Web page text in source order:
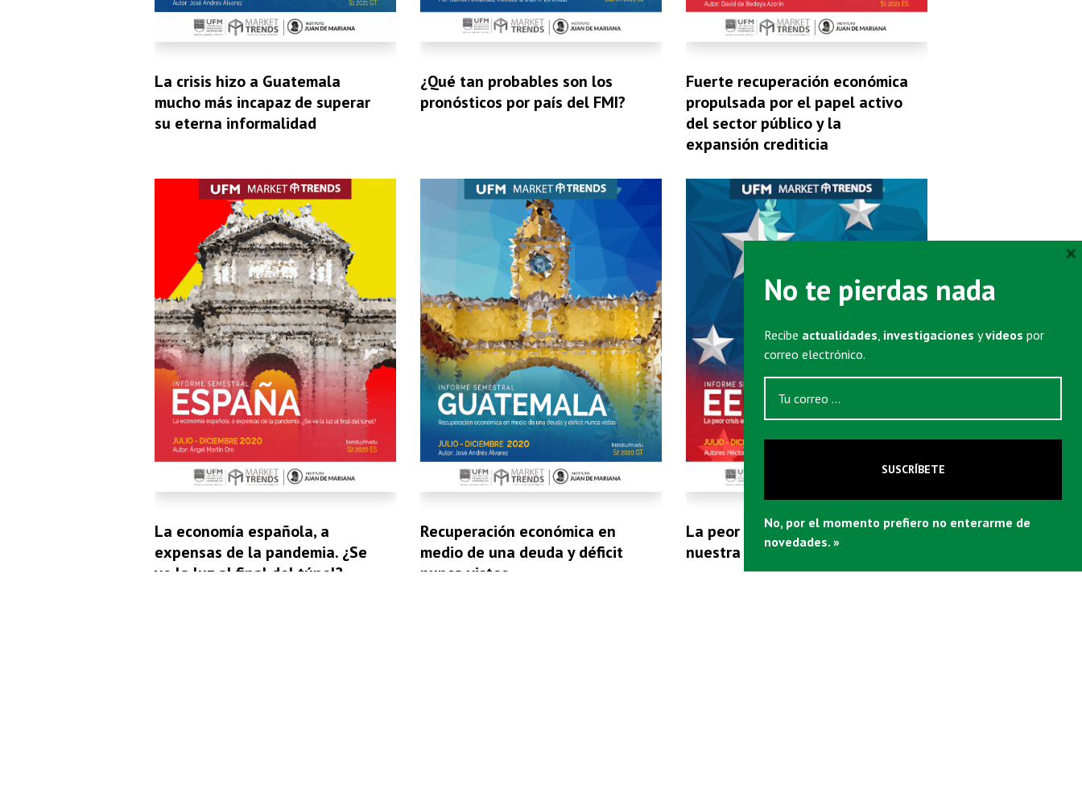
La crisis hizo a Guatemala
mucho más incapaz de superar
su eterna informalidad
¿Qué tan probables son los
pronósticos por país del FMI?
Fuerte recuperación económica
propulsada por el papel activo
del sector público y la
expansión crediticia
La economía española, a
expensas de la pandemia. ¿Se
ve la luz al final del túnel?
Recuperación económica en
medio de una deuda y déficit
nunca vistos
La peor crisis económica de
nuestra generación en cifras
No te pierdas nada
Recibe actualidades, investigaciones yvideos por
correo electrónico.
SUSCRÍBETE
No, por el momento prefiero no enterarme de
novedades. »
×